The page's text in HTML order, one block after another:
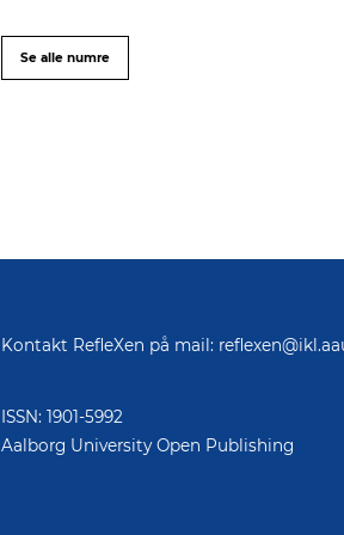
Indholdsfortegnelse
Se alle numre
Kontakt RefleXen på mail:
ISSN: 1901-5992
Aalborg University Open Publishing